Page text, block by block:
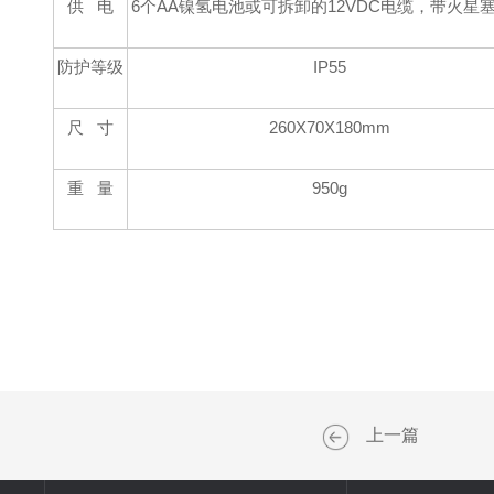
供 电 6个AA镍氢电池或可拆卸的12VDC电缆，带火星
防护等级 IP55
尺 寸 260X70X180mm
重 量 950g
上一篇